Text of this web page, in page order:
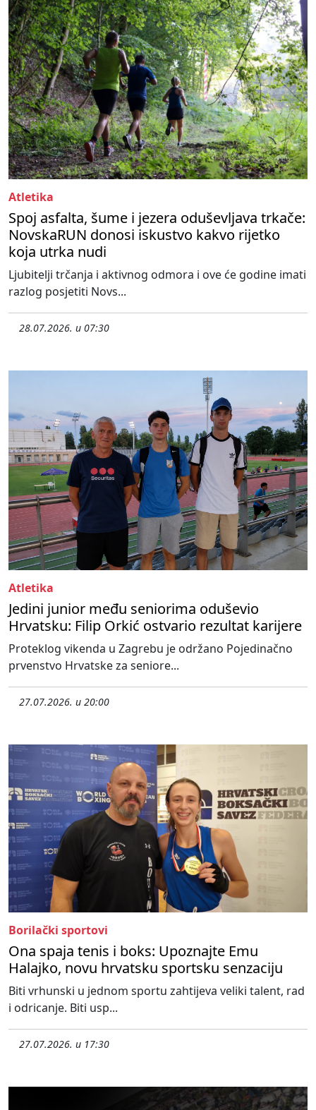
Atletika
Spoj asfalta, šume i jezera oduševljava trkače:
NovskaRUN donosi iskustvo kakvo rijetko
koja utrka nudi
Ljubitelji trčanja i aktivnog odmora i ove će godine imati
razlog posjetiti Novs...
28.07.2026. u 07:30
Atletika
Jedini junior među seniorima oduševio
Hrvatsku: Filip Orkić ostvario rezultat karijere
Proteklog vikenda u Zagrebu je održano Pojedinačno
prvenstvo Hrvatske za seniore...
27.07.2026. u 20:00
Borilački sportovi
Ona spaja tenis i boks: Upoznajte Emu
Halajko, novu hrvatsku sportsku senzaciju
Biti vrhunski u jednom sportu zahtijeva veliki talent, rad
i odricanje. Biti usp...
27.07.2026. u 17:30